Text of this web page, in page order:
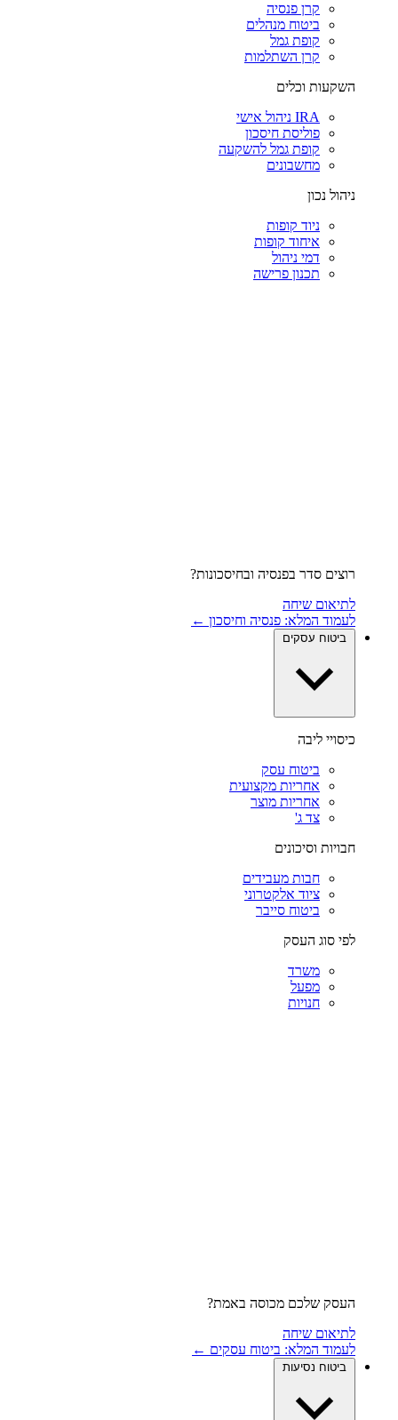
קרן פנסיה
ביטוח מנהלים
קופת גמל
קרן השתלמות
השקעות וכלים
IRA ניהול אישי
פוליסת חיסכון
קופת גמל להשקעה
מחשבונים
ניהול נכון
ניוד קופות
איחוד קופות
דמי ניהול
תכנון פרישה
רוצים סדר בפנסיה ובחיסכונות?
לתיאום שיחה
לעמוד המלא: פנסיה וחיסכון ←
ביטוח עסקים
כיסויי ליבה
ביטוח עסק
אחריות מקצועית
אחריות מוצר
צד ג'
חבויות וסיכונים
חבות מעבידים
ציוד אלקטרוני
ביטוח סייבר
לפי סוג העסק
משרד
מפעל
חנויות
העסק שלכם מכוסה באמת?
לתיאום שיחה
לעמוד המלא: ביטוח עסקים ←
ביטוח נסיעות